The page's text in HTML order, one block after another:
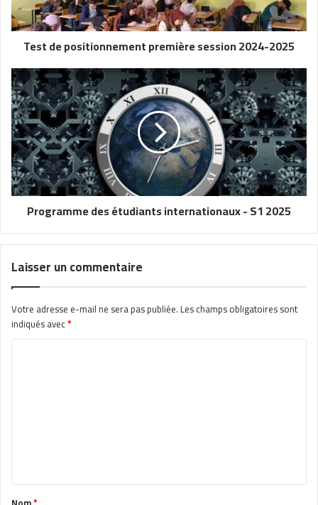
Test de positionnement première session 2024-2025
Programme des étudiants internationaux - S1 2025
Laisser un commentaire
Votre adresse e-mail ne sera pas publiée.Les champs obligatoires sont
indiqués avec*
a